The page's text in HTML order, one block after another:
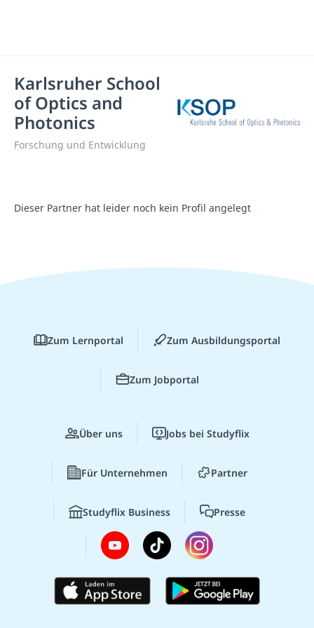
Karlsruher School
of Optics and
Photonics
Forschung und Entwicklung
Dieser Partner hat leider noch kein Profil angelegt
Zum Lernportal Zum Ausbildungsportal
Zum Jobportal
Über uns Jobs bei Studyflix
Für Unternehmen Partner
Studyflix Business Presse